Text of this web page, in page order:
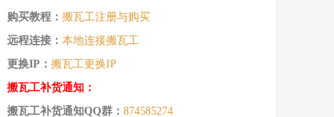
购买教程： 搬瓦工注册与购买
远程连接： 本地连接搬瓦工
更换IP： 搬瓦工更换IP
搬瓦工补货通知：
搬瓦工补货通知QQ群： 874585274